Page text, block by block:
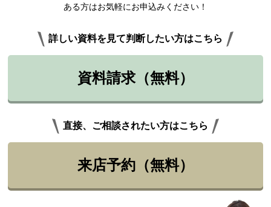
ある方はお気軽にお申込みください！
詳しい資料を見て判断したい方はこちら
資料請求（無料）
直接、ご相談されたい方はこちら
来店予約（無料）